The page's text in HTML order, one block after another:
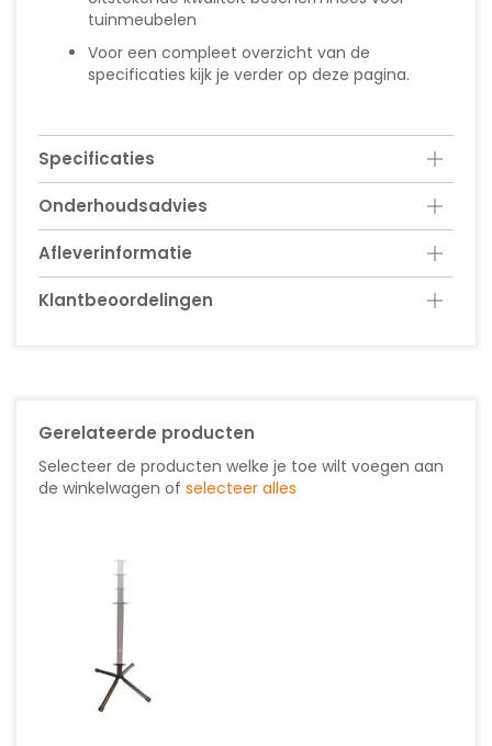
tuinmeubelen
Voor een compleet overzicht van de
specificaties kijk je verder op deze pagina.
Specificaties
Onderhoudsadvies
Afleverinformatie
Klantbeoordelingen
Gerelateerde producten
Selecteer de producten welke je toe wilt voegen aan
de winkelwagen of selecteer alles